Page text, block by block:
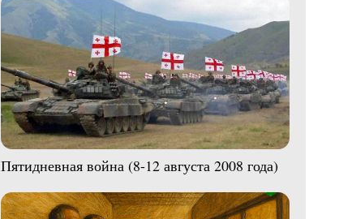
Пятидневная война (8-12 августа 2008 года)